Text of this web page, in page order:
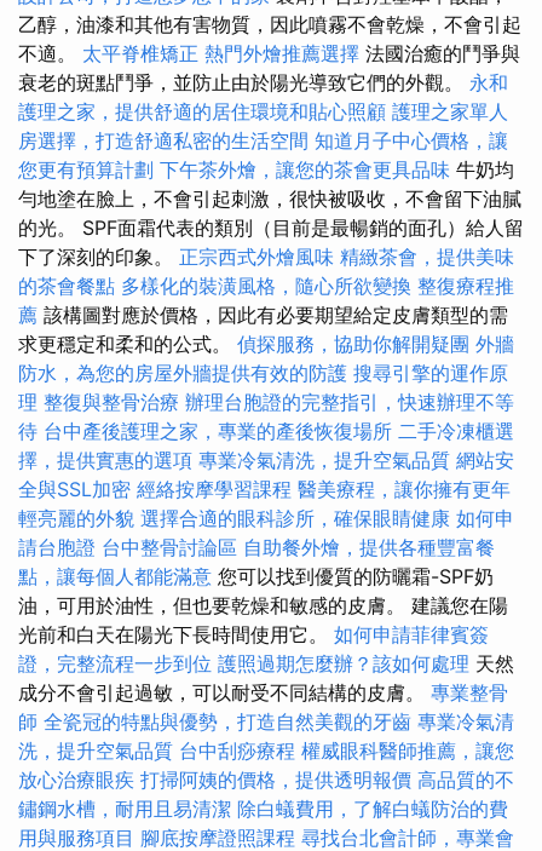
乙醇，油漆和其他有害物質，因此噴霧不會乾燥，不會引起
不適。 太平脊椎矯正 熱門外燴推薦選擇 法國治癒的鬥爭與
衰老的斑點鬥爭，並防止由於陽光導致它們的外觀。 永和
護理之家，提供舒適的居住環境和貼心照顧 護理之家單人
房選擇，打造舒適私密的生活空間 知道月子中心價格，讓
您更有預算計劃 下午茶外燴，讓您的茶會更具品味 牛奶均
勻地塗在臉上，不會引起刺激，很快被吸收，不會留下油膩
的光。 SPF面霜代表的類別（目前是最暢銷的面孔）給人留
下了深刻的印象。 正宗西式外燴風味 精緻茶會，提供美味
的茶會餐點 多樣化的裝潢風格，隨心所欲變換 整復療程推
薦 該構圖對應於價格，因此有必要期望給定皮膚類型的需
求更穩定和柔和的公式。 偵探服務，協助你解開疑團 外牆
防水，為您的房屋外牆提供有效的防護 搜尋引擎的運作原
理 整復與整骨治療 辦理台胞證的完整指引，快速辦理不等
待 台中產後護理之家，專業的產後恢復場所 二手冷凍櫃選
擇，提供實惠的選項 專業冷氣清洗，提升空氣品質 網站安
全與SSL加密 經絡按摩學習課程 醫美療程，讓你擁有更年
輕亮麗的外貌 選擇合適的眼科診所，確保眼睛健康 如何申
請台胞證 台中整骨討論區 自助餐外燴，提供各種豐富餐
點，讓每個人都能滿意 您可以找到優質的防曬霜-SPF奶
油，可用於油性，但也要乾燥和敏感的皮膚。 建議您在陽
光前和白天在陽光下長時間使用它。 如何申請菲律賓簽
證，完整流程一步到位 護照過期怎麼辦？該如何處理 天然
成分不會引起過敏，可以耐受不同結構的皮膚。 專業整骨
師 全瓷冠的特點與優勢，打造自然美觀的牙齒 專業冷氣清
洗，提升空氣品質 台中刮痧療程 權威眼科醫師推薦，讓您
放心治療眼疾 打掃阿姨的價格，提供透明報價 高品質的不
鏽鋼水槽，耐用且易清潔 除白蟻費用，了解白蟻防治的費
用與服務項目 腳底按摩證照課程 尋找台北會計師，專業會